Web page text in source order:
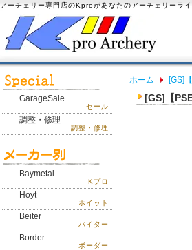
アーチェリー専門店のKproがあなたのアーチェリーラ
GarageSale
セール
調整・修理
調整・修理
Baymetal
Kプロ
Hoyt
ホイット
Beiter
バイター
Border
ボーダー
ホーム [GS]
[GS]【